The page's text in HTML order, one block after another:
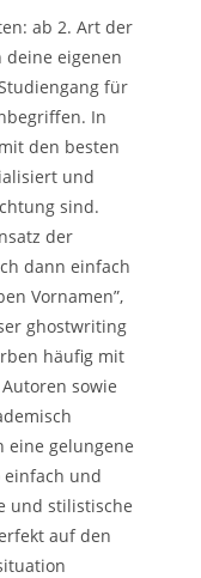
ab 2. Art der
eigenen
für
In
den besten
und
sind.
der
dann einfach
Vornamen”,
ghostwriting
häufig mit
sowie
eine gelungene
einfach und
und stilistische
auf den